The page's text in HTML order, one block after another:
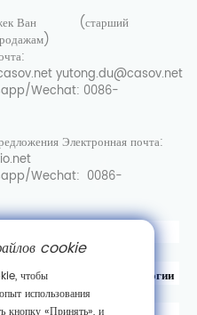
Ван
(старший
yutong.du@casov.net
Wechat: 0086-
Электронная почта:
Wechat: 0086-
синтетической биологии
cookie
чтобы
использования